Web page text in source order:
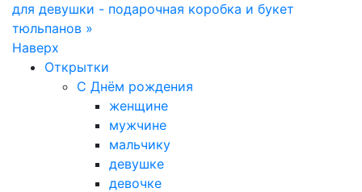
для девушки - подарочная коробка и букет
тюльпанов »
Наверх
Открытки
С Днём рождения
женщине
мужчине
мальчику
девушке
девочке